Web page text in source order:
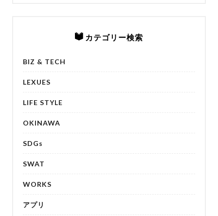
カテゴリー検索
BIZ & TECH
LEXUES
LIFE STYLE
OKINAWA
SDGs
SWAT
WORKS
アプリ